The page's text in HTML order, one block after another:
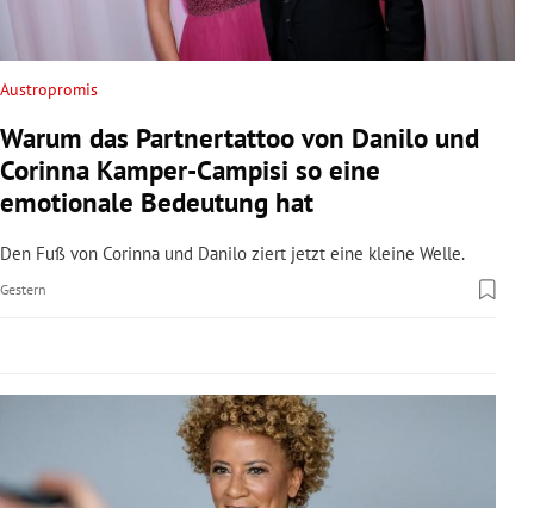
Untermenü
Untermenü
Untermenü
Untermenü
Untermenü
Austropromis
Warum das Partnertattoo von Danilo und
Corinna Kamper-Campisi so eine
emotionale Bedeutung hat
Den Fuß von Corinna und Danilo ziert jetzt eine kleine Welle.
Gestern